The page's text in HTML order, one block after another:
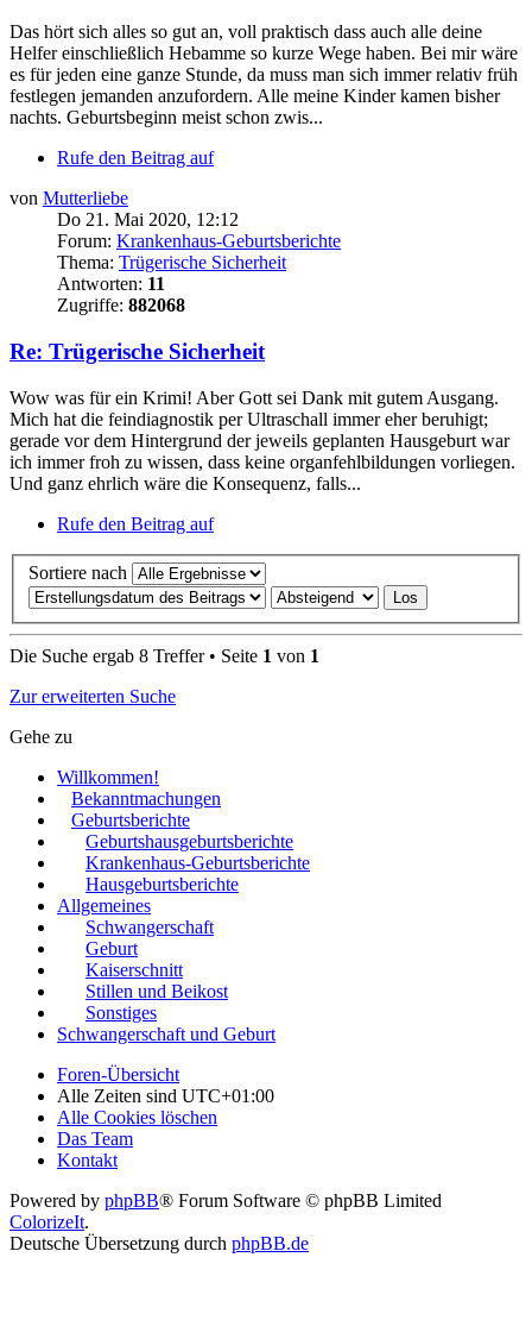
Das hört sich alles so gut an, voll praktisch dass auch alle deine
Helfer einschließlich Hebamme so kurze Wege haben. Bei mir wäre
es für jeden eine ganze Stunde, da muss man sich immer relativ früh
festlegen jemanden anzufordern. Alle meine Kinder kamen bisher
nachts. Geburtsbeginn meist schon zwis...
Rufe den Beitrag auf
von Mutterliebe
Do 21. Mai 2020, 12:12
Forum: Krankenhaus-Geburtsberichte
Thema: Trügerische Sicherheit
Antworten: 11
Zugriffe: 882068
Re: Trügerische Sicherheit
Wow was für ein Krimi! Aber Gott sei Dank mit gutem Ausgang.
Mich hat die feindiagnostik per Ultraschall immer eher beruhigt;
gerade vor dem Hintergrund der jeweils geplanten Hausgeburt war
ich immer froh zu wissen, dass keine organfehlbildungen vorliegen.
Und ganz ehrlich wäre die Konsequenz, falls...
Rufe den Beitrag auf
Sortiere nach
Die Suche ergab 8 Treffer • Seite 1 von 1
Zur erweiterten Suche
Gehe zu
Willkommen!
Bekanntmachungen
Geburtsberichte
Geburtshausgeburtsberichte
Krankenhaus-Geburtsberichte
Hausgeburtsberichte
Allgemeines
Schwangerschaft
Geburt
Kaiserschnitt
Stillen und Beikost
Sonstiges
Schwangerschaft und Geburt
Foren-Übersicht
Alle Zeiten sind UTC+01:00
Alle Cookies löschen
Das Team
Kontakt
Powered by phpBB® Forum Software © phpBB Limited
ColorizeIt.
Deutsche Übersetzung durch phpBB.de